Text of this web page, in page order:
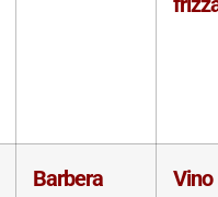
Barbera
Vino